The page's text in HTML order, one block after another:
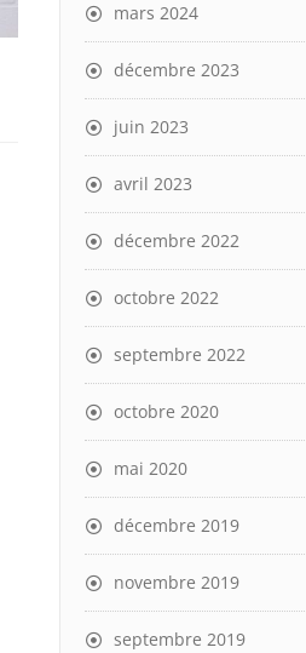
mars 2024
décembre 2023
juin 2023
avril 2023
décembre 2022
octobre 2022
septembre 2022
octobre 2020
mai 2020
décembre 2019
novembre 2019
septembre 2019